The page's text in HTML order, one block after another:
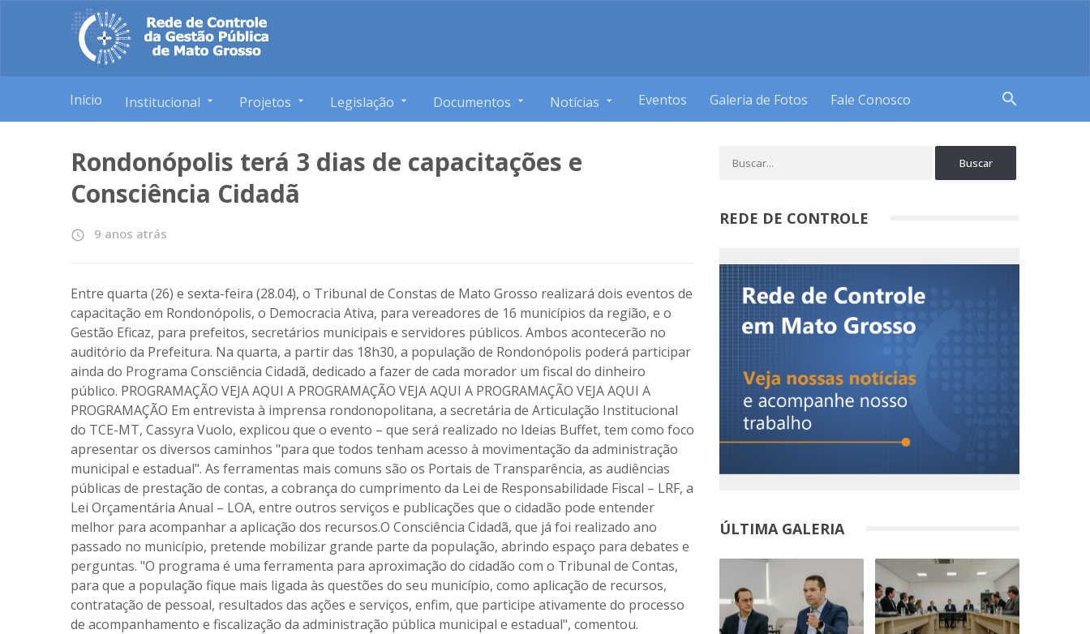
Início Institucional Projetos Legislação Documentos Notícias Eventos Galeria de Fotos Fale Conosco search
Rondonópolis terá 3 dias de capacitações e
Consciência Cidadã
access_time 9 anos atrás
Entre quarta (26) e sexta-feira (28.04), o Tribunal de Constas de Mato Grosso realizará dois eventos de
capacitação em Rondonópolis, o Democracia Ativa, para vereadores de 16 municípios da região, e o
Gestão Eficaz, para prefeitos, secretários municipais e servidores públicos. Ambos acontecerão no
auditório da Prefeitura. Na quarta, a partir das 18h30, a população de Rondonópolis poderá participar
ainda do Programa Consciência Cidadã, dedicado a fazer de cada morador um fiscal do dinheiro
público. PROGRAMAÇÃO VEJA AQUI A PROGRAMAÇÃO VEJA AQUI A PROGRAMAÇÃO VEJA AQUI A
PROGRAMAÇÃO Em entrevista à imprensa rondonopolitana, a secretária de Articulação Institucional
do TCE-MT, Cassyra Vuolo, explicou que o evento – que será realizado no Ideias Buffet, tem como foco
apresentar os diversos caminhos "para que todos tenham acesso à movimentação da administração
municipal e estadual". As ferramentas mais comuns são os Portais de Transparência, as audiências
públicas de prestação de contas, a cobrança do cumprimento da Lei de Responsabilidade Fiscal – LRF, a
Lei Orçamentária Anual – LOA, entre outros serviços e publicações que o cidadão pode entender
melhor para acompanhar a aplicação dos recursos.O Consciência Cidadã, que já foi realizado ano
passado no município, pretende mobilizar grande parte da população, abrindo espaço para debates e
perguntas. "O programa é uma ferramenta para aproximação do cidadão com o Tribunal de Contas,
para que a população fique mais ligada às questões do seu município, como aplicação de recursos,
contratação de pessoal, resultados das ações e serviços, enfim, que participe ativamente do processo
de acompanhamento e fiscalização da administração pública municipal e estadual", comentou.
REDE DE CONTROLE
ÚLTIMA GALERIA